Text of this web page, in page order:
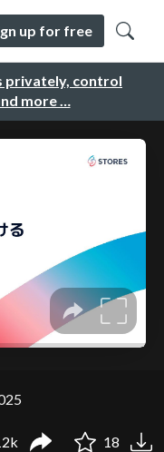
privately, control
more …
up for free
18